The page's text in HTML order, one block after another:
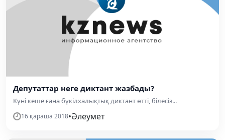
Депутаттар неге диктант жазбады?
Күні кеше ғана бүкілхалықтық диктант өтті, білесіз...
16 қараша 2018•Әлеумет